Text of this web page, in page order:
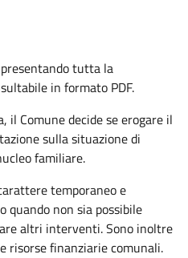
tutta la
in formato PDF.
il Comune decide se erogare il
sulla situazione di
familiare.
temporaneo e
quando non sia possibile
altri interventi. Sono inoltre
risorse finanziarie comunali.